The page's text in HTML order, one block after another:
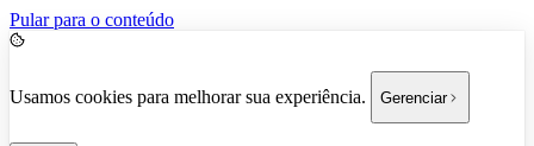
Pular para o conteúdo
Usamos cookies para melhorar sua experiência. Gerenciar